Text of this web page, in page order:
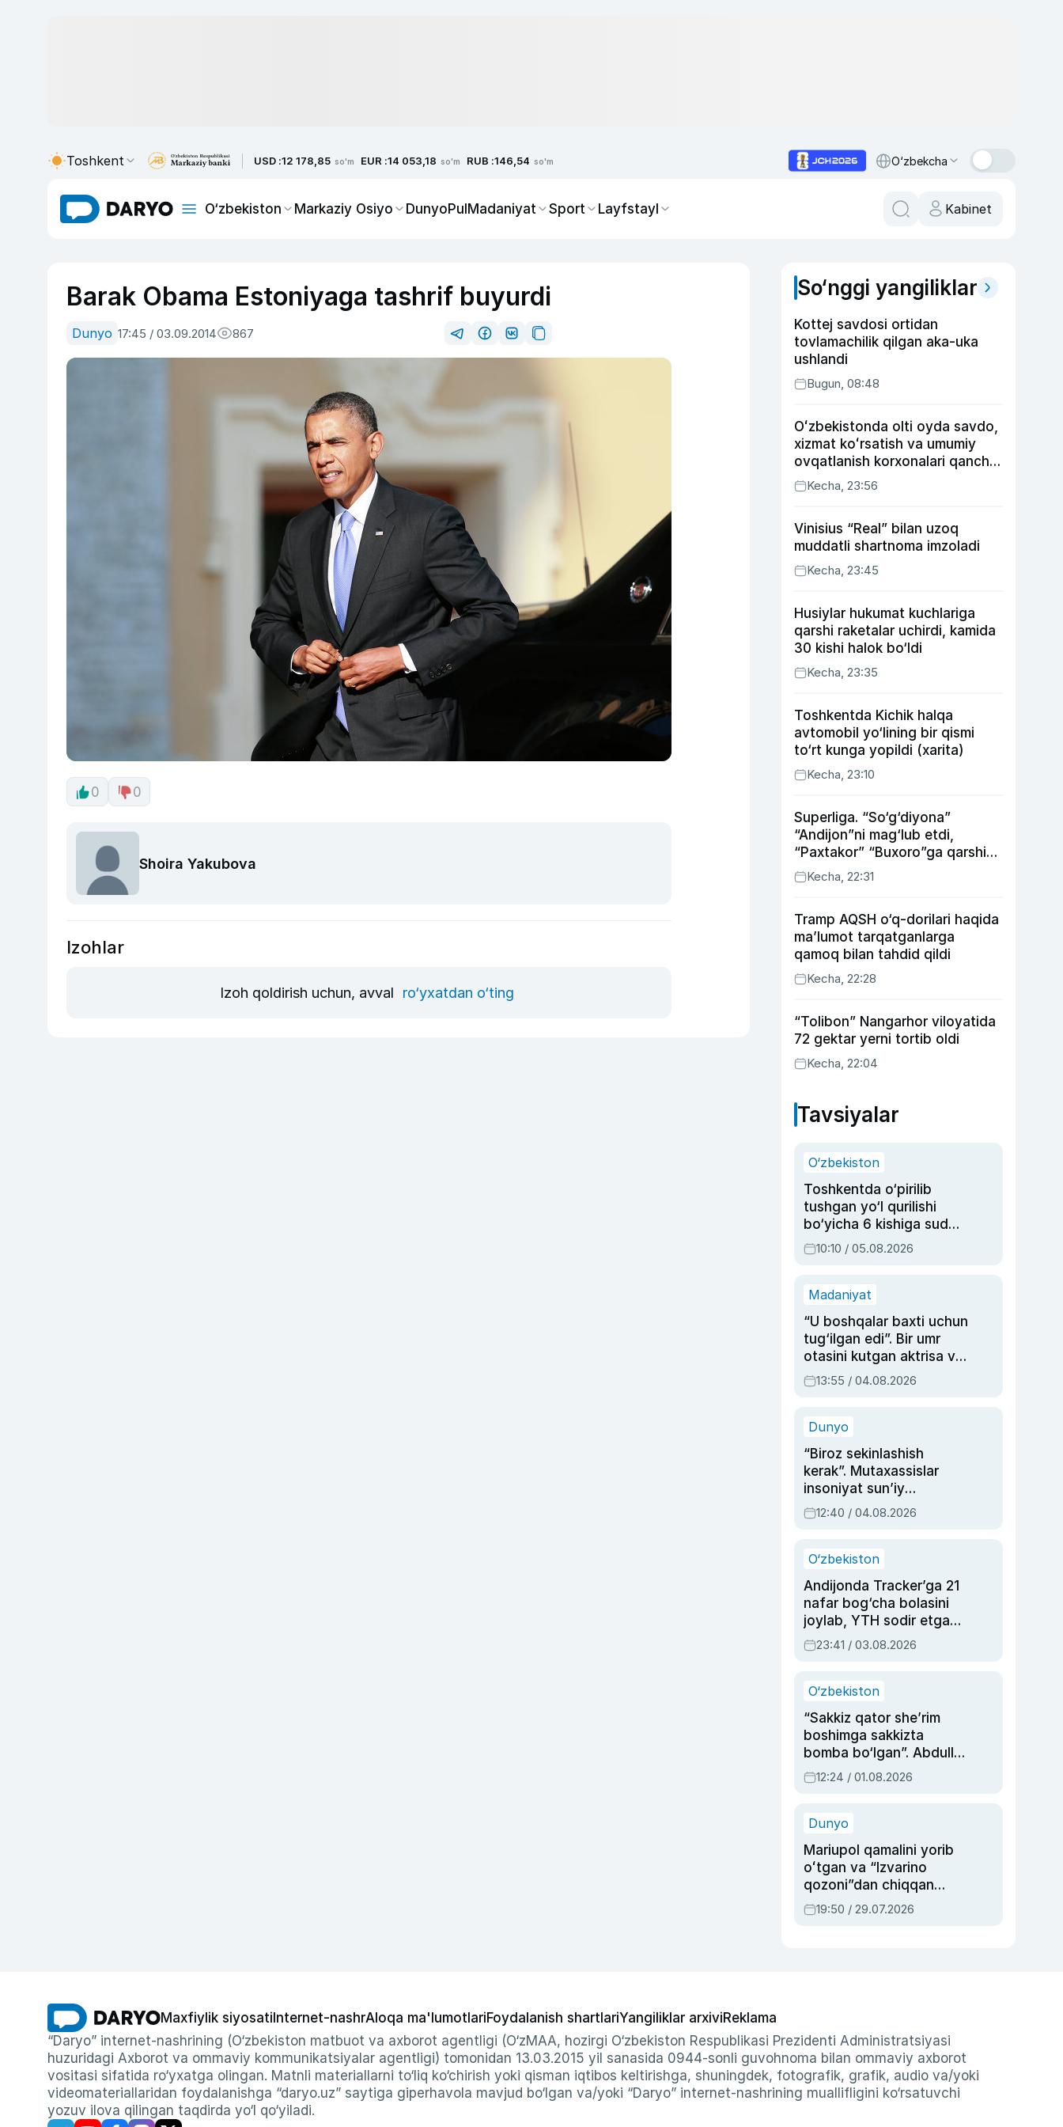
Toshkent USD :12 178,85 so'm EUR :14 053,18 so'm RUB :146,54 so'm O‘zbekcha
O‘zbekiston Markaziy Osiyo DunyoPulMadaniyat Sport Layfstayl Kabinet
Barak Obama Estoniyaga tashrif buyurdi
Dunyo 17:45 / 03.09.2014 867
0 0
Shoira Yakubova
Izohlar
Izoh qoldirish uchun, avval ro‘yxatdan o‘ting
So‘nggi yangiliklar
Kottej savdosi ortidan
tovlamachilik qilgan aka-uka
ushlandi
Bugun, 08:48
Oʻzbekistonda olti oyda savdo,
xizmat koʻrsatish va umumiy
ovqatlanish korxonalari qancha
soliq toʻlagani ochiqlandi
Kecha, 23:56
Vinisius “Real” bilan uzoq
muddatli shartnoma imzoladi
Kecha, 23:45
Husiylar hukumat kuchlariga
qarshi raketalar uchirdi, kamida
30 kishi halok bo‘ldi
Kecha, 23:35
Toshkentda Kichik halqa
avtomobil yo‘lining bir qismi
to‘rt kunga yopildi (xarita)
Kecha, 23:10
Superliga. “So‘g‘diyona”
“Andijon”ni mag‘lub etdi,
“Paxtakor” “Buxoro”ga qarshi
bahsda g‘alabani qo‘ldan
chiqardi
Kecha, 22:31
Tramp AQSH o‘q-dorilari haqida
ma’lumot tarqatganlarga
qamoq bilan tahdid qildi
Kecha, 22:28
“Tolibon” Nangarhor viloyatida
72 gektar yerni tortib oldi
Kecha, 22:04
Tavsiyalar
O‘zbekiston
Toshkentda o‘pirilib
tushgan yo‘l qurilishi
bo‘yicha 6 kishiga sud
hukmi o‘qildi
10:10 / 05.08.2026
Madaniyat
“U boshqalar baxti uchun
tug‘ilgan edi”. Bir umr
otasini kutgan aktrisa va
dublyaj ustasi Rimma
Ahmedovaning
13:55 / 04.08.2026
Dunyo
“Biroz sekinlashish
kerak”. Mutaxassislar
insoniyat sun’iy
intellektni boshqara
olmay qolishidan xavotir
12:40 / 04.08.2026
O‘zbekiston
Andijonda Tracker’ga 21
nafar bog‘cha bolasini
joylab, YTH sodir etgan
ayolga sud hukmi o‘qildi
23:41 / 03.08.2026
O‘zbekiston
“Sakkiz qator she’rim
boshimga sakkizta
bomba bo‘lgan”. Abdulla
Oripovni siyosiy
ayblovlardan asrab
12:24 / 01.08.2026
Dunyo
Mariupol qamalini yorib
oʻtgan va “Izvarino
qozoni”dan chiqqan
qahramon — Ukraina
armiyasi bosh
19:50 / 29.07.2026
Maxfiylik siyosati Internet-nashrAloqa ma'lumotlariFoydalanish shartlariYangiliklar arxiviReklama
“Daryo” internet-nashrining (O‘zbekiston matbuot va axborot agentligi (O‘zMAA, hozirgi O‘zbekiston Respublikasi Prezidenti Administratsiyasi
huzuridagi Axborot va ommaviy kommunikatsiyalar agentligi) tomonidan 13.03.2015 yil sanasida 0944-sonli guvohnoma bilan ommaviy axborot
vositasi sifatida ro‘yxatga olingan. Matnli materiallarni to‘liq ko‘chirish yoki qisman iqtibos keltirishga, shuningdek, fotografik, grafik, audio va/yoki
videomateriallaridan foydalanishga “daryo.uz” saytiga giperhavola mavjud bo‘lgan va/yoki “Daryo” internet-nashrining muallifligini ko‘rsatuvchi
yozuv ilova qilingan taqdirda yo‘l qo‘yiladi.